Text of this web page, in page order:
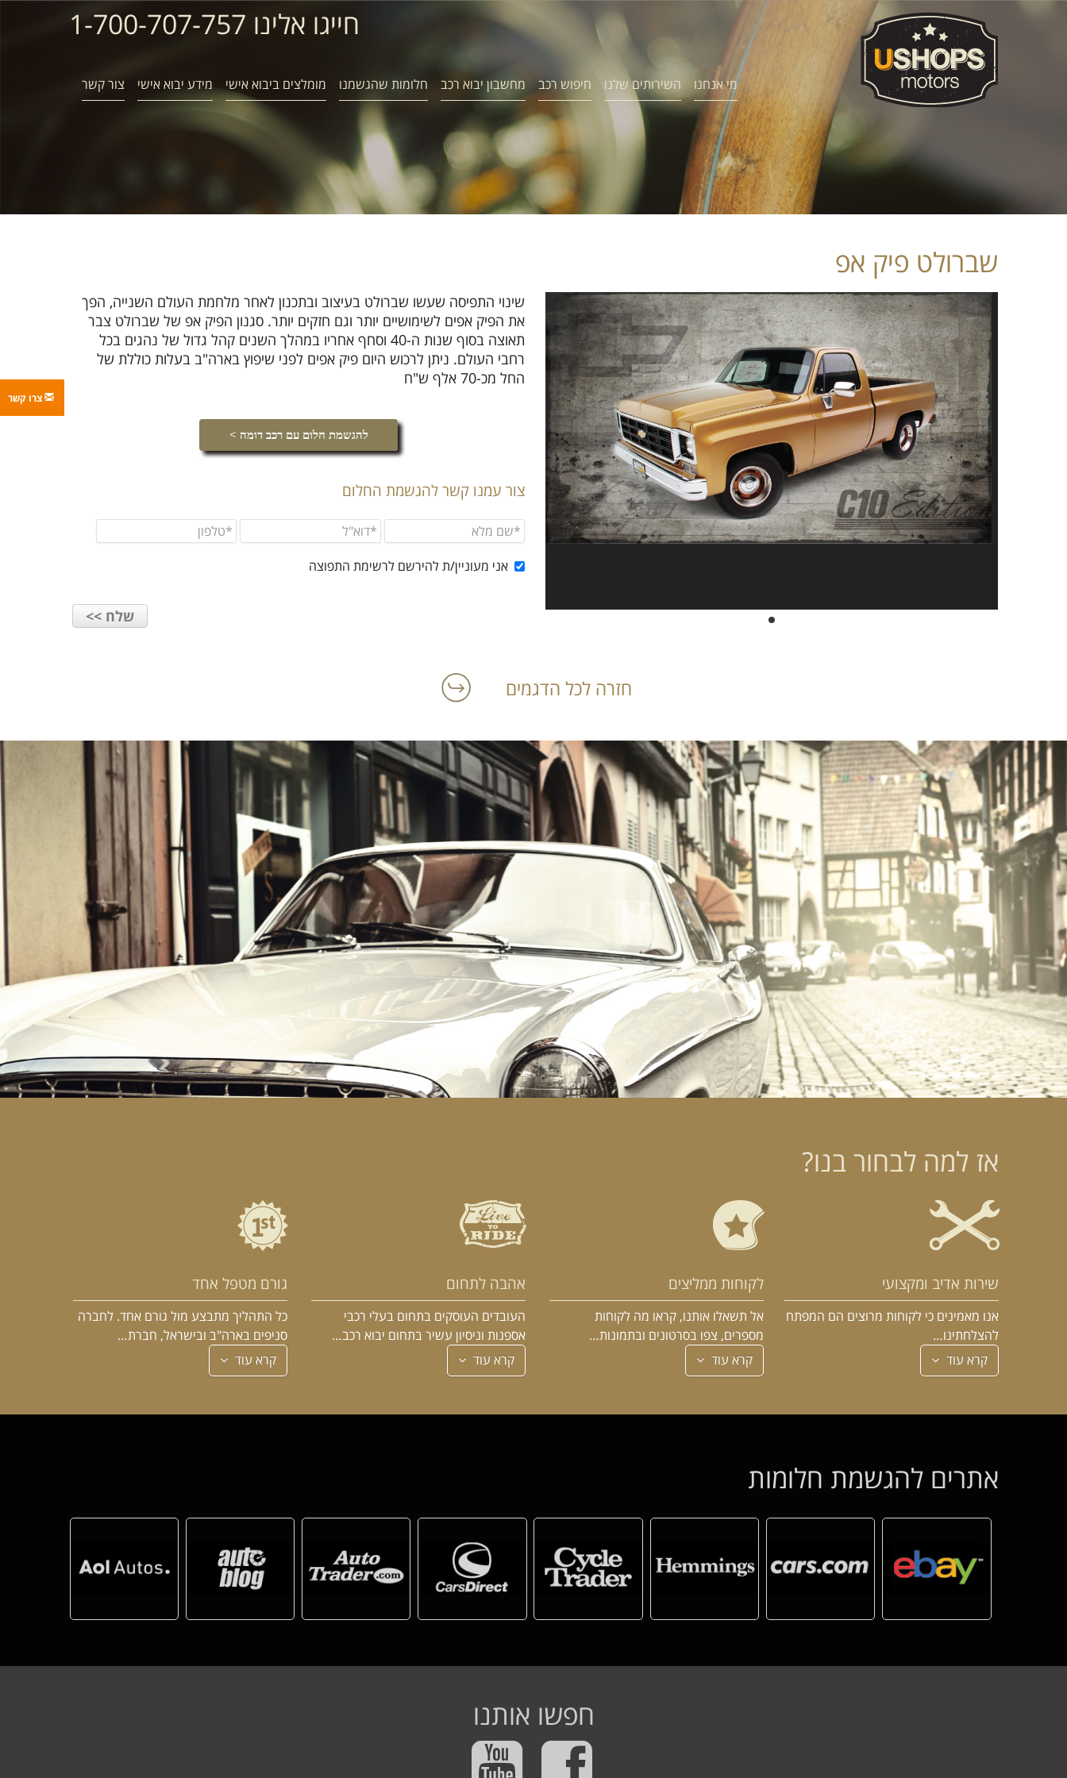
חייגו אלינו 1-700-707-757
מי אנחנו השירותים שלנו חיפוש רכב מחשבון יבוא רכב חלומות שהגשמנו מומלצים ביבוא אישי מידע יבוא אישי צור קשר
שברולט פיק אפ
שינוי התפיסה שעשו שברולט בעיצוב ובתכנון לאחר מלחמת העולם השנייה, הפך
את הפיק אפים לשימושיים יותר וגם חזקים יותר. סגנון הפיק אפ של שברולט צבר
תאוצה בסוף שנות ה-40 וסחף אחריו במהלך השנים קהל גדול של נהגים בכל
רחבי העולם. ניתן לרכוש היום פיק אפים לפני שיפוץ בארה"ב בעלות כוללת של
החל מכ-70 אלף ש"ח
להגשמת חלום עם רכב דומה >
צור עמנו קשר להגשמת החלום
אני מעוניין/ת להירשם לרשימת התפוצה
חזרה לכל הדגמים
אז למה לבחור בנו?
שירות אדיב ומקצועי
אנו מאמינים כי לקוחות מרוצים הם המפתח
להצלחתינו…
קרא עוד
לקוחות ממליצים
אל תשאלו אותנו, קראו מה לקוחות
מספרים, צפו בסרטונים ובתמונות…
קרא עוד
אהבה לתחום
העובדים העוסקים בתחום בעלי רכבי
אספנות וניסיון עשיר בתחום יבוא רכב…
קרא עוד
גורם מטפל אחד
כל התהליך מתבצע מול גורם אחד. לחברה
סניפים בארה"ב ובישראל, חברת…
קרא עוד
אתרים להגשמת חלומות
חפשו אותנו
צרו קשר
הרכב הוא האהבה הראשונה שלך?
במקום לקבל שטויות במייל, הירשם ותתחיל לקבל מאיתנו אהבה מוטורית